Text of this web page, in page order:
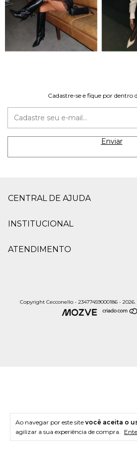
Ao navegar por este site você aceita o
agilizar a sua experiência de compra.
Cadastre-se e fique por dentro
CENTRAL DE AJUDA
INSTITUCIONAL
ATENDIMENTO
Copyright Cecconello - 23477459000186 - 2026.